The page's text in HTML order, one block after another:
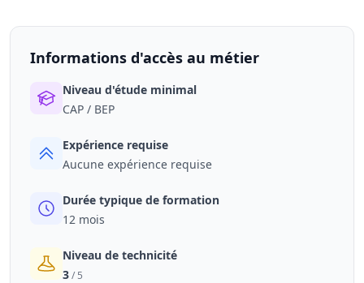
Informations d'accès au métier
Niveau d'étude minimal
CAP / BEP
Expérience requise
Aucune expérience requise
Durée typique de formation
12 mois
Niveau de technicité
3/ 5